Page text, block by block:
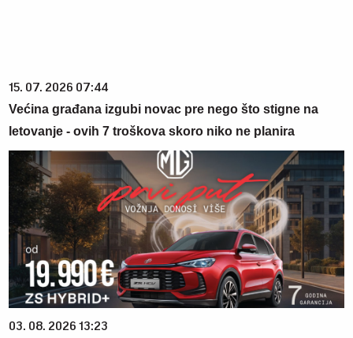
15. 07. 2026 07:44
Većina građana izgubi novac pre nego što stigne na
letovanje - ovih 7 troškova skoro niko ne planira
03. 08. 2026 13:23